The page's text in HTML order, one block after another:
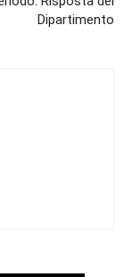
Dipartimento